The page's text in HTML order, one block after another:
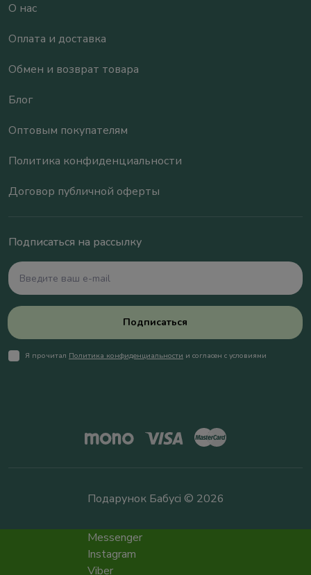
О нас
Оплата и доставка
Обмен и возврат товара
Блог
Оптовым покупателям
Политика конфиденциальности
Договор публичной оферты
Подписаться на рассылку
Подписаться
Я прочитал Политика конфиденциальности и согласен с условиями
Подарунок Бабусі © 2026
Messenger
Instagram
Viber